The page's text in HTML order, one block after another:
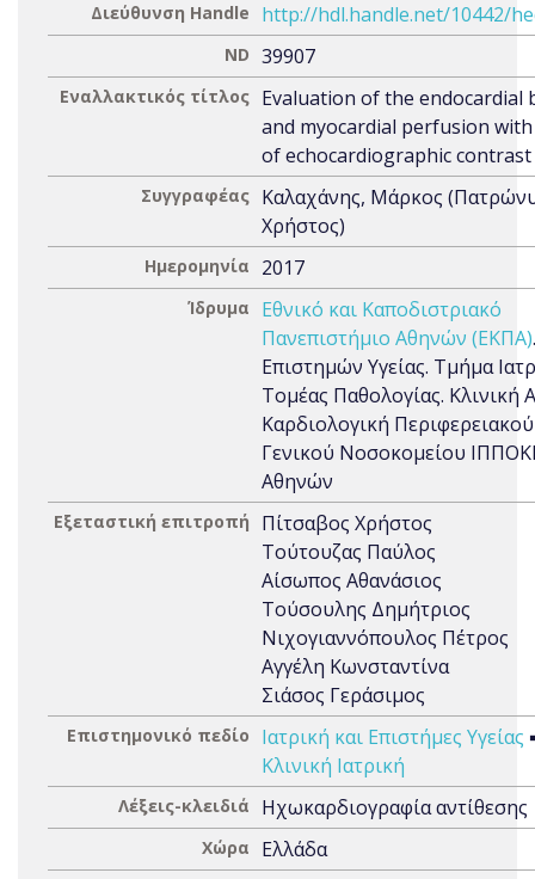
Διεύθυνση Handle http://hdl.handle.net/10442/
ND 39907
Εναλλακτικός τίτλος Evaluation of the endocardial
and myocardial perfusion
of echocardiographic
Συγγραφέας Καλαχάνης, Μάρκος
Χρήστος)
Ημερομηνία 2017
Ίδρυμα
Εθνικό και Καποδιστριακό
Πανεπιστήμιο Αθηνών (ΕΚΠΑ)
Επιστημών Υγείας. Τμήμα
Τομέας Παθολογίας. Κλινική
Καρδιολογική Περιφερειακού
Γενικού Νοσοκομείου
Αθηνών
Εξεταστική επιτροπή
Πίτσαβος Χρήστος
Τούτουζας Παύλος
Αίσωπος Αθανάσιος
Τούσουλης Δημήτριος
Νιχογιαννόπουλος Πέτρος
Αγγέλη Κωνσταντίνα
Σιάσος Γεράσιμος
Επιστημονικό πεδίο Ιατρική και Επιστήμες Υγείας
Κλινική Ιατρική
Λέξεις-κλειδιά Ηχωκαρδιογραφία αντίθεσης
Χώρα Ελλάδα